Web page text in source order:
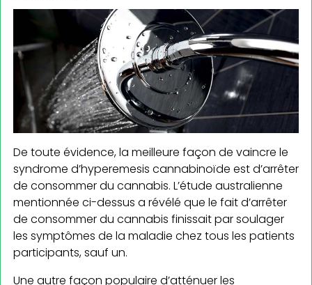
De toute évidence, la meilleure façon de vaincre le
syndrome d’hyperemesis cannabinoïde est d’arrêter
de consommer du cannabis. L’étude australienne
mentionnée ci-dessus a révélé que le fait d’arrêter
de consommer du cannabis finissait par soulager
les symptômes de la maladie chez tous les patients
participants, sauf un.
Une autre façon populaire d’atténuer les